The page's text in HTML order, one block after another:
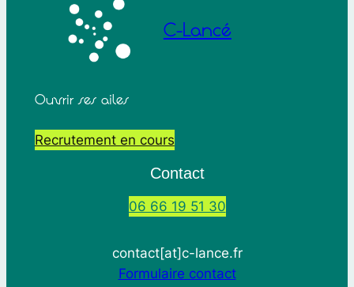
C-Lancé
Ouvrir ses ailes
Recrutement en cours
Contact
06 66 19 51 30
contact[at]c-lance.fr
Formulaire contact